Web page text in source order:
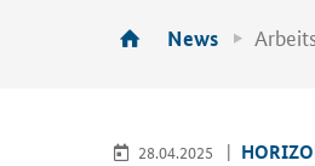
News
28.04.2025